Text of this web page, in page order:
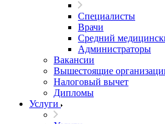
Специалисты
Врачи
Средний
Администраторы
Вакансии
Вышестоящие
Налоговый вычет
Дипломы
Услуги